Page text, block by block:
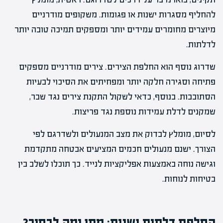
להחליף מסגרות ישנות או פגומות. משקופים מודרניים
מיוצרים מחומרים עמידים יותר ומספקים תמיכה טובה יותר
לדלתות.
שדרוג נוסף הוא החלפת הצירים. צירים מודרניים מספקים
פתיחה וסגירה חלקה יותר ומפחיתים את הסיכוי לבעיות
הסתובבות. בנוסף, כדאי לשקול התקנת צירים נגד שבר,
שמקנים לדלת עמידות נוספת נגד פריצות.
לסיום, מומלץ לבדוק את מצב המנעולים ולשדרגם לפי
הצורך. ישנם מנעולים חכמים המציעים אבטחה מתקדמת
וגישה נוחה באמצעות אפליקציות לנייד. כך תוכלו לשלב בין
בטיחות לנוחות.